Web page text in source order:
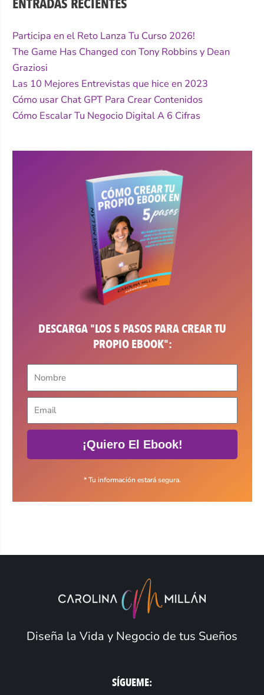
ENTRADAS RECIENTES
Participa en el Reto Lanza Tu Curso 2026!
The Game Has Changed con Tony Robbins y Dean
Graziosi
Las 10 Mejores Entrevistas que hice en 2023
Cómo usar Chat GPT Para Crear Contenidos
Cómo Escalar Tu Negocio Digital A 6 Cifras
DESCARGA "LOS 5 PASOS PARA CREAR TU
PROPIO EBOOK":
¡Quiero El Ebook!
* Tu información estará segura.
Diseña la Vida y Negocio de tus Sueños
SÍGUEME: